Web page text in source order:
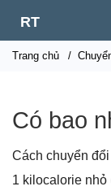
RT
Trang chủ /
Có bao
Cách chuyển
1 kilocalorie